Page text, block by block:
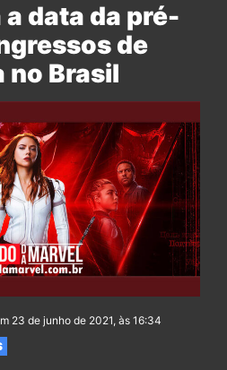
data da pré-
de
no Brasil
23 de junho de 2021, às 16:34